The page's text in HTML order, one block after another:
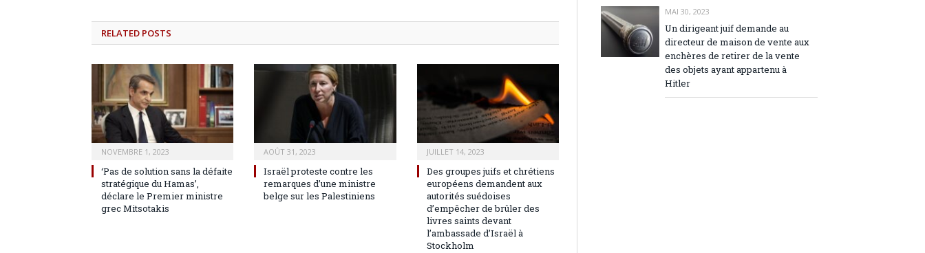
RELATED POSTS
NOVEMBRE 1, 2023
‘Pas de solution sans la défaite
stratégique du Hamas’,
déclare le Premier ministre
grec Mitsotakis
AOÛT 31, 2023
Israël proteste contre les
remarques d’une ministre
belge sur les Palestiniens
JUILLET 14, 2023
Des groupes juifs et chrétiens
européens demandent aux
autorités suédoises
d’empêcher de brûler des
livres saints devant
l’ambassade d’Israël à
Stockholm
MAI 30, 2023
Un dirigeant juif demande au
directeur de maison de vente aux
enchères de retirer de la vente
des objets ayant appartenu à
Hitler